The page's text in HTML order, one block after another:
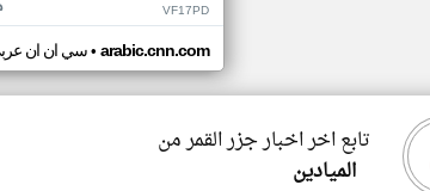
VF17PD
سي ان ان• arabic.cnn.com
تابع اخر اخبار جزر القمر من
الميادين